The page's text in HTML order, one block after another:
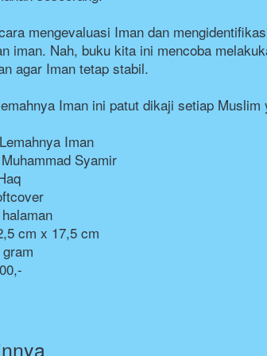
mengevaluasi Iman dan
iman. Nah, buku kita ini mencoba
agar Iman tetap stabil.
Iman ini patut dikaji setiap
Iman
Syamir
cm x 17,5 cm